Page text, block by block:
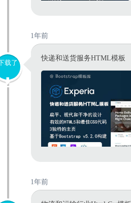
1年前
载了
快递和送货服务HTML模板
1年前